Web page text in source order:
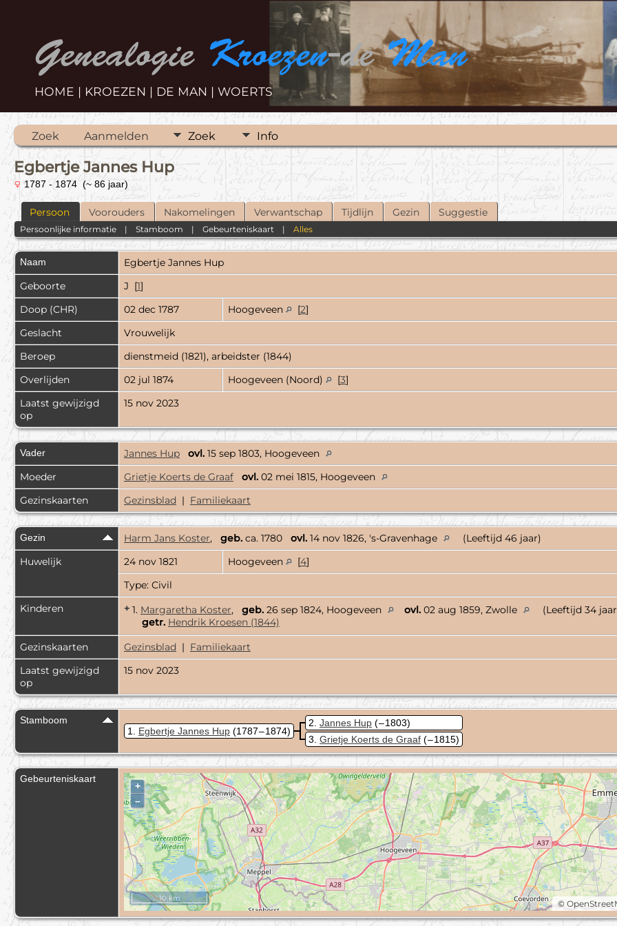
Genealogie Kroezen-deMan
HOME | KROEZEN | DE MAN | WOERTS
Zoek Aanmelden Zoek Info
Egbertje Jannes Hup
1787 - 1874 (~ 86 jaar)
Persoon Voorouders Nakomelingen Verwantschap Tijdlijn Gezin Suggestie
Persoonlijke informatie |Stamboom |Gebeurteniskaart |Alles
Naam Egbertje Jannes Hup
Geboorte
J [1]
Doop (CHR)
02 dec 1787 Hoogeveen [2]
Geslacht
Vrouwelijk
Beroep
dienstmeid (1821), arbeidster (1844)
Overlijden
02 jul 1874 Hoogeveen (Noord) [3]
Laatst gewijzigd
op
15 nov 2023
Vader Jannes Hup ovl. 15 sep 1803, Hoogeveen
Moeder
Grietje Koerts de Graaf ovl. 02 mei 1815, Hoogeveen
Gezinskaarten
Gezinsblad | Familiekaart
Gezin Harm Jans Koster, geb. ca. 1780 ovl. 14 nov 1826, 's-Gravenhage
(Leeftijd 46 jaar)
Huwelijk
24 nov 1821 Hoogeveen [4]
Type: Civil
Kinderen
+ 1. Margaretha Koster, geb. 26 sep 1824, Hoogeveen ovl. 02 aug 1859, Zwolle
(Leeftijd 34
getr. Hendrik Kroesen (1844)
Gezinskaarten
Gezinsblad | Familiekaart
Laatst gewijzigd
op
15 nov 2023
Stamboom
1
Egbertje Jannes Hup (1787 – 1874)
2 Jannes Hup ( – 1803)
3 Grietje Koerts de Graaf ( – 1815)
Gebeurteniskaart
+
–
©
10 km